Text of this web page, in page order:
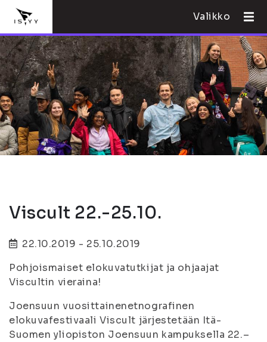
Valikko
Viscult 22.-25.10.
22.10.2019 - 25.10.2019
Pohjoismaiset elokuvatutkijat ja ohjaajat
Viscultin vieraina!
Joensuun vuosittainenetnografinen
elokuvafestivaali Viscult järjestetään Itä-
Suomen yliopiston Joensuun kampuksella 22.–